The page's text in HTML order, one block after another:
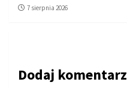
7 sierpnia 2026
Dodaj komentarz